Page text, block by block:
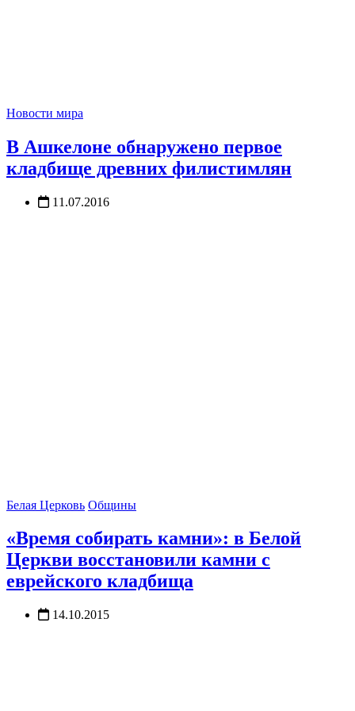
Новости мира
В Ашкелоне обнаружено первое
кладбище древних филистимлян
11.07.2016
Белая Церковь Общины
«Время собирать камни»: в Белой
Церкви восстановили камни с
еврейского кладбища
14.10.2015